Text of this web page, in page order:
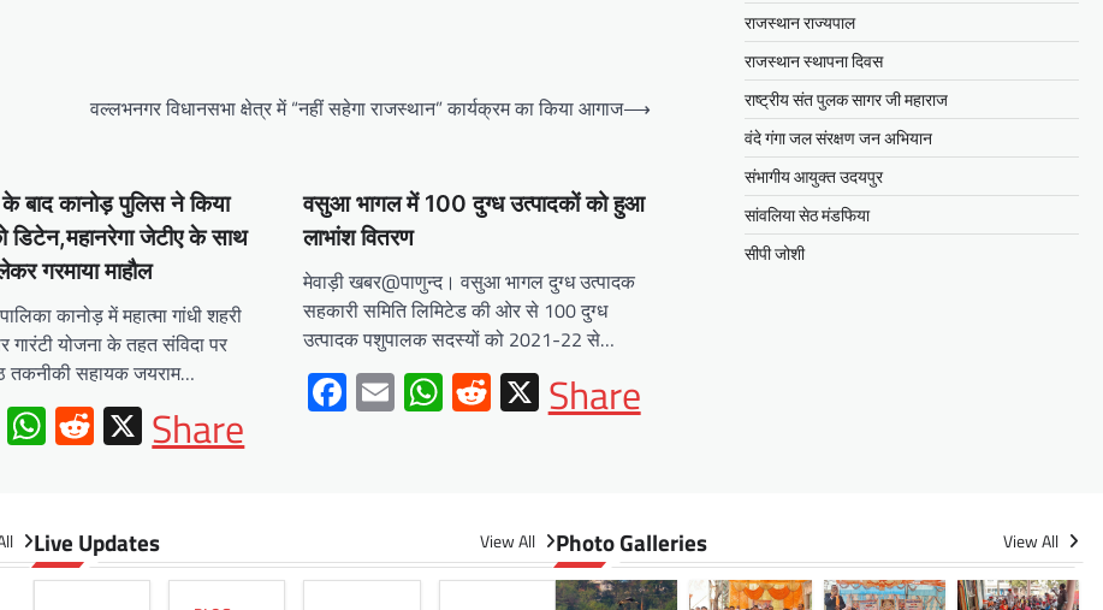
वल्लभनगर विधानसभा क्षेत्र में “नहीं सहेगा राजस्थान” कार्यक्रम का किया आगाज⟶
बाद कानोड़ पुलिस ने किया
डिटेन,महानरेगा जेटीए के साथ
गरमाया माहौल
कानोड़ में महात्मा गांधी शहरी
गारंटी योजना के तहत संविदा पर
तकनीकी सहायक जयराम…
EmailWhatsApp
Reddit
X
Share
वसुआ भागल में 100 दुग्ध उत्पादकों को हुआ
लाभांश वितरण
मेवाड़ी खबर@पाणुन्द। वसुआ भागल दुग्ध उत्पादक
सहकारी समिति लिमिटेड की ओर से 100 दुग्ध
उत्पादक पशुपालक सदस्यों को 2021-22 से…
Facebook
EmailWhatsApp
Reddit
XShare
राजस्थान राज्यपाल
राजस्थान स्थापना दिवस
राष्ट्रीय संत पुलक सागर जी महाराज
वंदे गंगा जल संरक्षण जन अभियान
संभागीय आयुक्त उदयपुर
सांवलिया सेठ मंडफिया
सीपी जोशी
Live Updates View All Photo Galleries View All